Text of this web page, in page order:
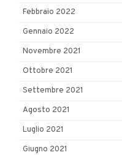
Febbraio 2022
Gennaio 2022
Novembre 2021
Ottobre 2021
Settembre 2021
Agosto 2021
Luglio 2021
Giugno 2021